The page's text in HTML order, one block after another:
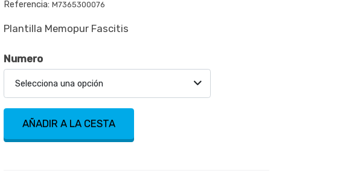
Referencia:M7365300076
Plantilla Memopur Fascitis
Numero
Selecciona una opción
AÑADIR A LA CESTA